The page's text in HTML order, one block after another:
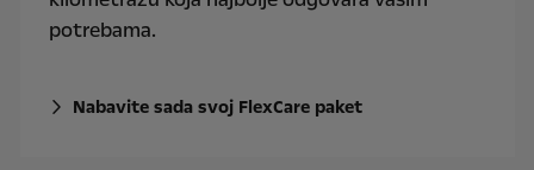
potrebama.
Nabavite sada svoj FlexCare paket